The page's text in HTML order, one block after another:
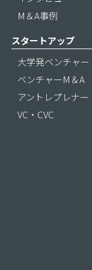
M＆A事例
スタートアップ
大学発ベンチャー
ベンチャーM＆A
アントレプレナー
VC・CVC